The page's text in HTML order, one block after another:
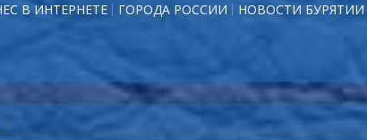
В ИНТЕРНЕТЕ ГОРОДА РОССИИ НОВОСТИ БУРЯТИИ